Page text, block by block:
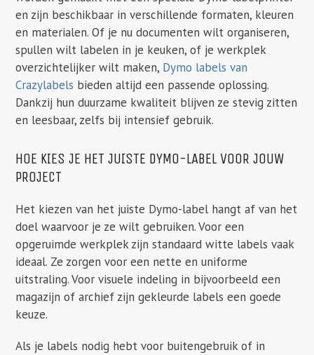
en zijn beschikbaar in verschillende formaten, kleuren
en materialen. Of je nu documenten wilt organiseren,
spullen wilt labelen in je keuken, of je werkplek
overzichtelijker wilt maken, Dymo labels van
Crazylabels bieden altijd een passende oplossing.
Dankzij hun duurzame kwaliteit blijven ze stevig zitten
en leesbaar, zelfs bij intensief gebruik.
HOE KIES JE HET JUISTE DYMO-LABEL VOOR JOUW
PROJECT
Het kiezen van het juiste Dymo-label hangt af van het
doel waarvoor je ze wilt gebruiken. Voor een
opgeruimde werkplek zijn standaard witte labels vaak
ideaal. Ze zorgen voor een nette en uniforme
uitstraling. Voor visuele indeling in bijvoorbeeld een
magazijn of archief zijn gekleurde labels een goede
keuze.
Als je labels nodig hebt voor buitengebruik of in